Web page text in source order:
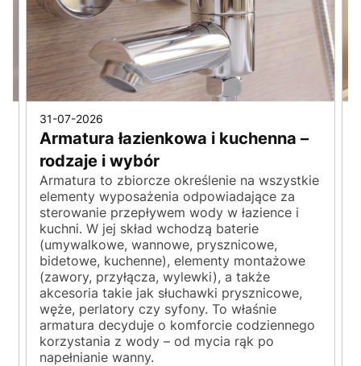
31-07-2026
Armatura łazienkowa i kuchenna –
rodzaje i wybór
Armatura to zbiorcze określenie na wszystkie
elementy wyposażenia odpowiadające za
sterowanie przepływem wody w łazience i
kuchni. W jej skład wchodzą baterie
(umywalkowe, wannowe, prysznicowe,
bidetowe, kuchenne), elementy montażowe
(zawory, przyłącza, wylewki), a także
akcesoria takie jak słuchawki prysznicowe,
węże, perlatory czy syfony. To właśnie
armatura decyduje o komforcie codziennego
korzystania z wody – od mycia rąk po
napełnianie wanny.